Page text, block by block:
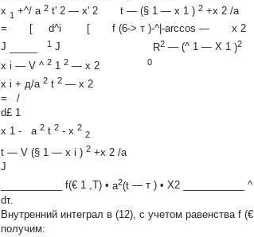
x 1 +^/ a 2 t' 2 — x' 2 t — (§ 1 — x 1 ) 2 +x 2 /a
=
[ d^i [ f (6-> т )-^|-arccos — x 2
J
1 J R2 — (^ 1 — X 1 )2
x i — V ^ 2 1 2 — x 2 0
x i + д/a 2 t 2 — x 2
= /
d£ 1
x 1 - a 2 t 2 - x 2
2
t — V (§ 1 — x i ) 2 +x 2 /a
J
f(€ 1 ,T) • a2(t — т ) • X2 ^
dτ.
Внутренний интеграл в (12), с учетом равенства f (€
получим: